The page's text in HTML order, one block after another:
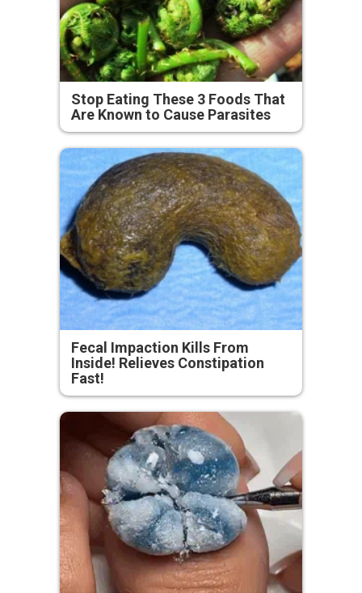
Stop Eating These 3 Foods That
Are Known to Cause Parasites
Fecal Impaction Kills From
Inside! Relieves Constipation
Fast!